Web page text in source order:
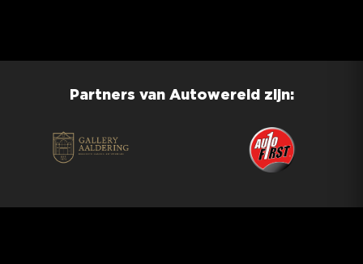
Partners van Autowereld zijn: